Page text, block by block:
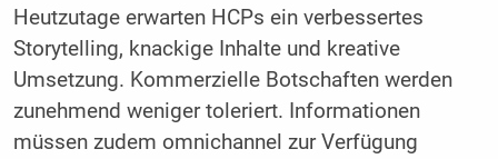
Heutzutage erwarten HCPs ein verbessertes
Storytelling, knackige Inhalte und kreative
Umsetzung. Kommerzielle Botschaften werden
zunehmend weniger toleriert. Informationen
müssen zudem omnichannel zur Verfügung